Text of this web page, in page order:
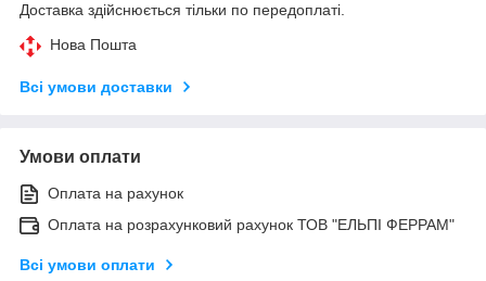
Доставка здійснюється тільки по передоплаті.
Нова Пошта
Всі умови доставки
Умови оплати
Оплата на рахунок
Оплата на розрахунковий рахунок ТОВ "ЕЛЬПІ ФЕРРАМ"
Всі умови оплати